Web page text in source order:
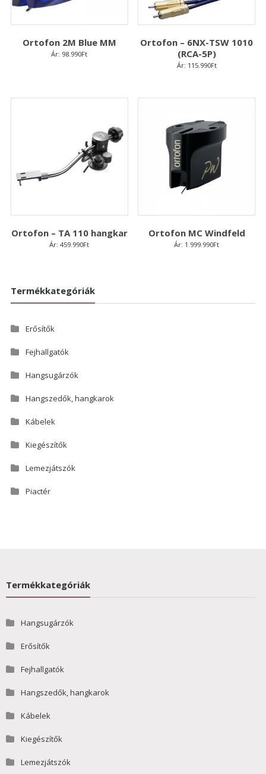
Ortofon 2M Blue MM
Ár: 98.990Ft
Ortofon – 6NX-TSW 1010
(RCA-5P)
Ár: 115.990Ft
Ortofon – TA 110 hangkar
Ár: 459.990Ft
Ortofon MC Windfeld
Ár: 1.999.990Ft
Termékkategóriák
Erősítők
Fejhallgatók
Hangsugárzók
Hangszedők, hangkarok
Kábelek
Kiegészítők
Lemezjátszók
Piactér
Termékkategóriák
Hangsugárzók
Erősítők
Fejhallgatók
Hangszedők, hangkarok
Kábelek
Kiegészítők
Lemezjátszók